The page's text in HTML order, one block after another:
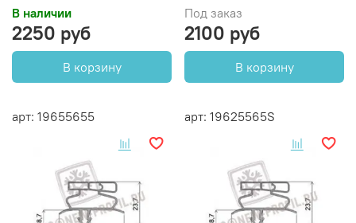
В наличии
2250 руб
В корзину
Под заказ
2100 руб
В корзину
арт: 19655655 арт: 19625565S